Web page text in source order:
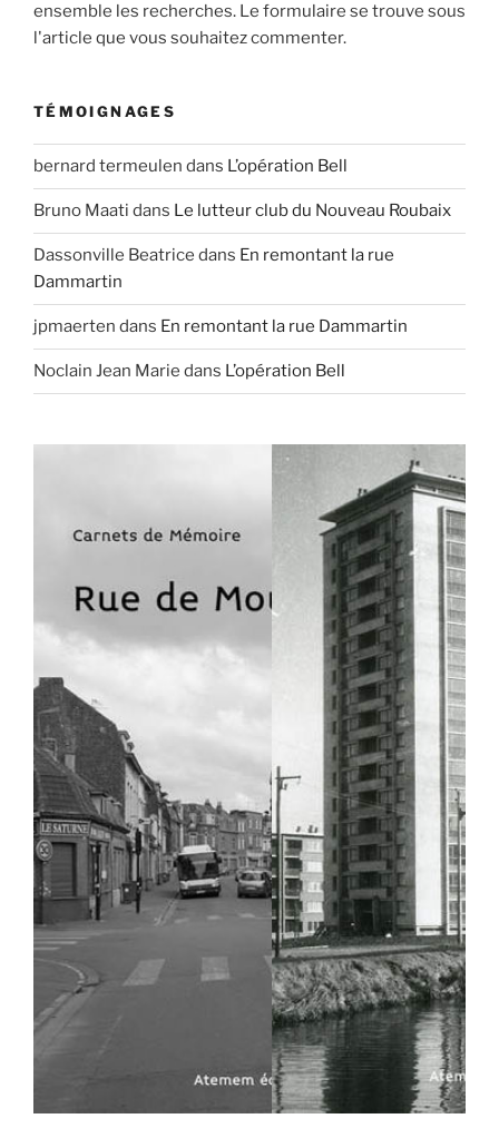
ensemble les recherches. Le formulaire se trouve sous
l'article que vous souhaitez commenter.
TÉMOIGNAGES
bernard termeulen dans L’opération Bell
Bruno Maati dans Le lutteur club du Nouveau Roubaix
Dassonville Beatrice dans En remontant la rue
Dammartin
jpmaerten dans En remontant la rue Dammartin
Noclain Jean Marie dans L’opération Bell